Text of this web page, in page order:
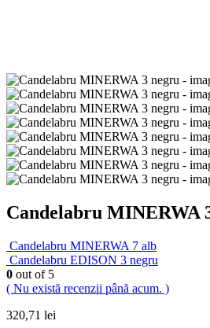
Candelabru MINERWA
Candelabru MINERWA 7 alb
Candelabru EDISON 3 negru
0 out of 5
( Nu există recenzii până acum. )
320,71 lei